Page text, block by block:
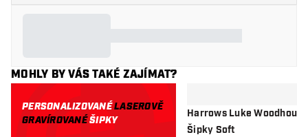
MOHLY BY VÁS TAKÉ ZAJÍMAT?
PERSONALIZOVANÉLASEROVĚ
GRAVÍROVANÉŠIPKY
Harrows Luke
Šipky Soft